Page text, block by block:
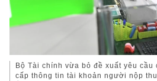
Bộ Tài chính vừa bỏ đề xuất yêu cầu
cấp thông tin tài khoản người nộp